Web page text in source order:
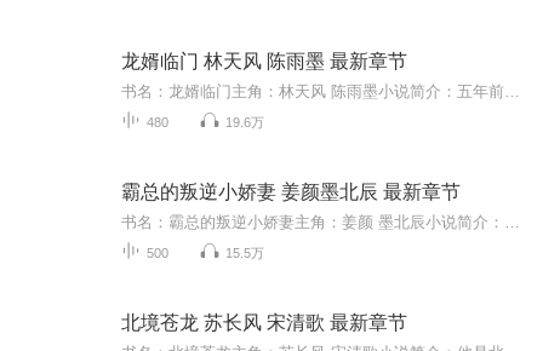
龙婿临门 林天风 陈雨墨 最新章节
480 19.6万
霸总的叛逆小娇妻 姜颜墨北辰 最新章节
500 15.5万
北境苍龙 苏长风 宋清歌 最新章节